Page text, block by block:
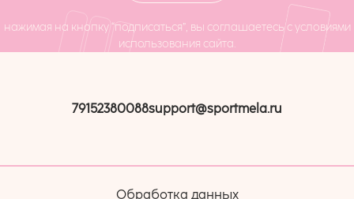
нажимая на кнопку “подписаться”, вы соглашаетесь с условиями
использования сайта.
79152380088support@sportmela.ru
Обработка данных